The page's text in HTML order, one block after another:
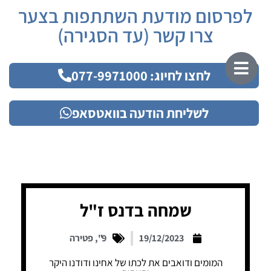
לפרסום מודעת השתתפות בצער
צרו קשר (עד הסגירה)
לחצו לחיוג: 077-9971000
לשליחת הודעה בוואטסאפ
שמחה בדנס ז"ל
19/12/2023
9"
,פטירה
המומים ודואבים את לכתו של אחינו ודודנו היקר